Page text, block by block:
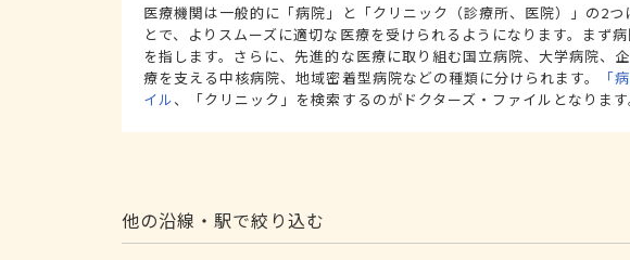
医療機関は一般的に「病院」と「クリニック（診療所、医院）」の2
とで、よりスムーズに適切な医療を受けられるようになります。まず
を指します。さらに、先進的な医療に取り組む国立病院、大学病院、
療を支える中核病院、地域密着型病院などの種類に分けられます。
「
イル、「クリニック」を検索するのがドクターズ・ファイルとなります
他の沿線・駅で絞り込む